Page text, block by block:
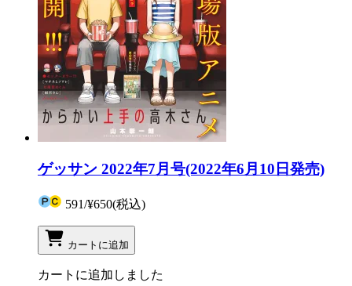
ゲッサン 2022年7月号(2022年6月10日発売)
591/¥650(税込)
カートに追加
カートに追加しました